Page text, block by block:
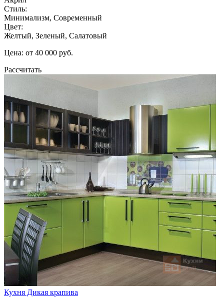
Стиль:
Минимализм, Современный
Цвет:
Желтый, Зеленый, Салатовый
Цена: от 40 000 руб.
Рассчитать
Кухня Дикая крапива